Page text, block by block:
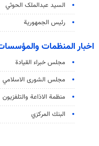
السید عبدالملک الحوثي
رئيس الجمهورية
اخبار المنظمات
مجلس خبراء القيادة
مجلس الشورى الاسلامي
منظمة الاذاعة والتلفزیون
البنك المركزي